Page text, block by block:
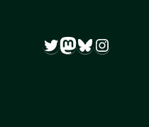
Twitter
Mastodon
Bluesky